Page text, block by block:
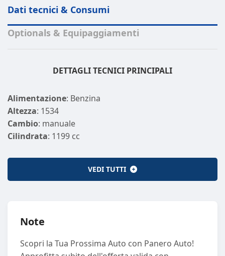
Dati tecnici & Consumi
Optionals & Equipaggiamenti
DETTAGLI TECNICI PRINCIPALI
Alimentazione: Benzina
Altezza: 1534
Cambio: manuale
Cilindrata: 1199 cc
Colore Esterno: GIALLO/NERO
Marce: 6
Normativa Ecologica: euro6
VEDI TUTTI
Note
Scopri la Tua Prossima Auto con Panero Auto!